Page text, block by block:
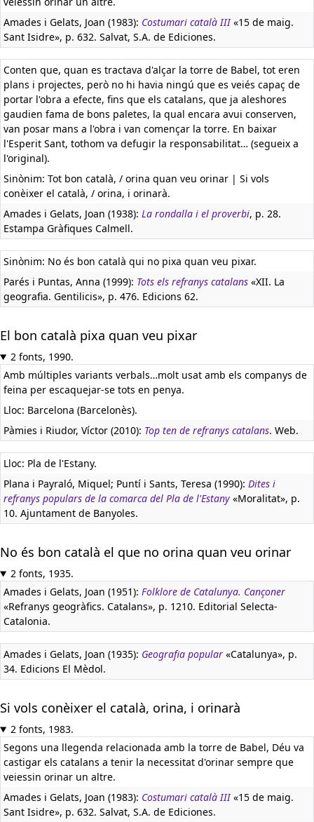
Amades i Gelats, Joan (1983): Costumari català III«15 de maig.
Sant Isidre», p. 632. Salvat, S.A. de Ediciones.
Conten que, quan es tractava d'alçar la torre de Babel, tot eren
plans i projectes, però no hi havia ningú que es veiés capaç de
portar l'obra a efecte, fins que els catalans, que ja aleshores
gaudien fama de bons paletes, la qual encara avui conserven,
van posar mans a l'obra i van començar la torre. En baixar
l'Esperit Sant, tothom va defugir la responsabilitat… (segueix a
l'original).
Sinònim: Tot bon català, / orina quan veu orinar | Si vols
conèixer el català, / orina, i orinarà.
Amades i Gelats, Joan (1938): La rondalla i el proverbi, p. 28.
Estampa Gràfiques Calmell.
Sinònim: No és bon català qui no pixa quan veu pixar.
Parés i Puntas, Anna (1999): Tots els refranys catalans «XII. La
geografia. Gentilicis», p. 476. Edicions 62.
El bon català pixa quan veu pixar
2 fonts, 1990.
Amb múltiples variants verbals…molt usat amb els companys de
feina per escaquejar-se tots en penya.
Lloc: Barcelona (Barcelonès).
Pàmies i Riudor, Víctor (2010): Top ten de refranys catalans. Web.
Lloc: Pla de l'Estany.
Plana i Payraló, Miquel; Puntí i Sants, Teresa (1990): Dites i
refranys populars de la comarca del Pla de l'Estany «Moralitat», p.
10. Ajuntament de Banyoles.
No és bon català el que no orina quan veu orinar
2 fonts, 1935.
Amades i Gelats, Joan (1951): Folklore de Catalunya. Cançoner
«Refranys geogràfics. Catalans», p. 1210. Editorial Selecta-
Catalonia.
Amades i Gelats, Joan (1935): Geografia popular «Catalunya», p.
34. Edicions El Mèdol.
Si vols conèixer el català, orina, i orinarà
2 fonts, 1983.
Segons una llegenda relacionada amb la torre de Babel, Déu va
castigar els catalans a tenir la necessitat d'orinar sempre que
veiessin orinar un altre.
Amades i Gelats, Joan (1983): Costumari català III«15 de maig.
Sant Isidre», p. 632. Salvat, S.A. de Ediciones.